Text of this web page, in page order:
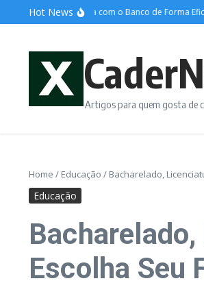
Ir para o conteúdo
Hot News
Negociar Dívida com o Banco de Forma
Artigos para quem gosta de
Home / Educação / Bacharelado,
Educação
Escolha Seu